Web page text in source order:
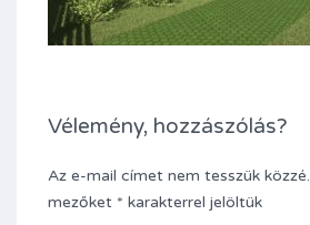
Vélemény, hozzászólás?
Az e-mail címet nem tesszük közzé.
mezőket * karakterrel jelöltük